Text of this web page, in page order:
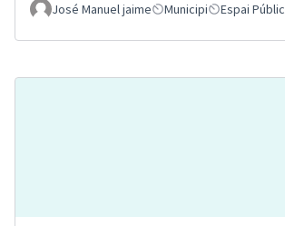
José Manuel jaime
Municipi Espai Públic